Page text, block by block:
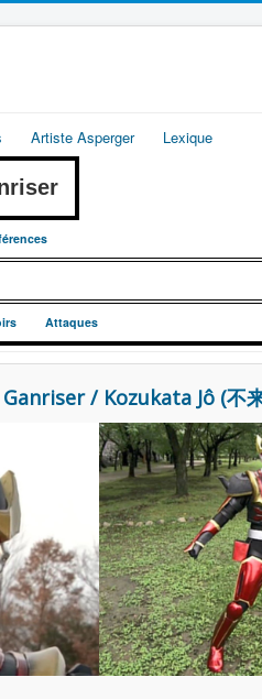
Artiste Asperger Lexique
Attaques
/ Kozukata Jô (不